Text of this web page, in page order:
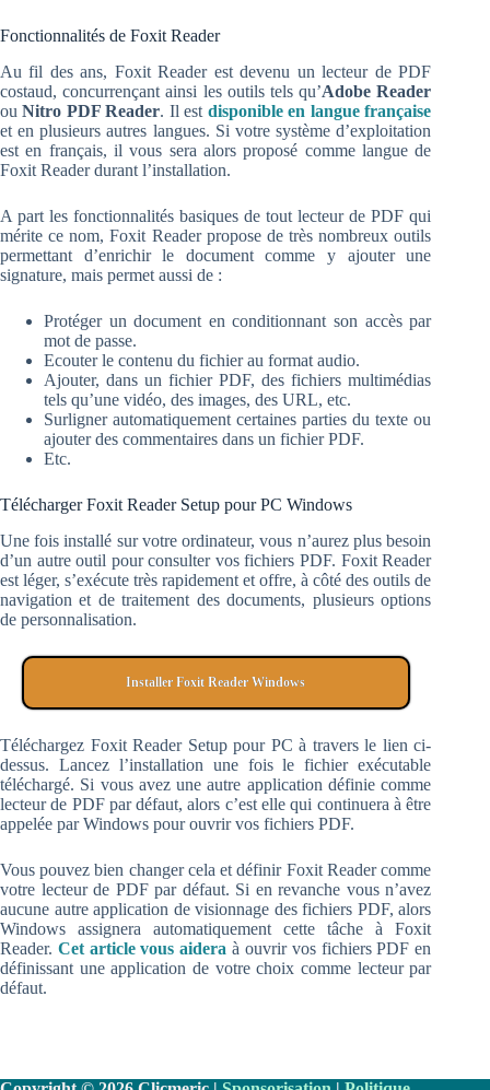
Fonctionnalités de Foxit Reader
Au fil des ans, Foxit Reader est devenu un lecteur de PDF
costaud, concurrençant ainsi les outils tels qu’Adobe Reader
ouNitro PDF Reader. Il est disponible en langue française
et en plusieurs autres langues. Si votre système d’exploitation
est en français, il vous sera alors proposé comme langue de
Foxit Reader durant l’installation.
A part les fonctionnalités basiques de tout lecteur de PDF qui
mérite ce nom, Foxit Reader propose de très nombreux outils
permettant d’enrichir le document comme y ajouter une
signature, mais permet aussi de :
Protéger un document en conditionnant son accès par
mot de passe.
Ecouter le contenu du fichier au format audio.
Ajouter, dans un fichier PDF, des fichiers multimédias
tels qu’une vidéo, des images, des URL, etc.
Surligner automatiquement certaines parties du texte ou
ajouter des commentaires dans un fichier PDF.
Etc.
Télécharger Foxit Reader Setup pour PC Windows
Une fois installé sur votre ordinateur, vous n’aurez plus besoin
d’un autre outil pour consulter vos fichiers PDF. Foxit Reader
est léger, s’exécute très rapidement et offre, à côté des outils de
navigation et de traitement des documents, plusieurs options
de personnalisation.
Installer Foxit Reader Windows
Téléchargez Foxit Reader Setup pour PC à travers le lien ci-
dessus. Lancez l’installation une fois le fichier exécutable
téléchargé. Si vous avez une autre application définie comme
lecteur de PDF par défaut, alors c’est elle qui continuera à être
appelée par Windows pour ouvrir vos fichiers PDF.
Vous pouvez bien changer cela et définir Foxit Reader comme
votre lecteur de PDF par défaut. Si en revanche vous n’avez
aucune autre application de visionnage des fichiers PDF, alors
Windows assignera automatiquement cette tâche à Foxit
Reader. Cet article vous aidera à ouvrir vos fichiers PDF en
définissant une application de votre choix comme lecteur par
défaut.